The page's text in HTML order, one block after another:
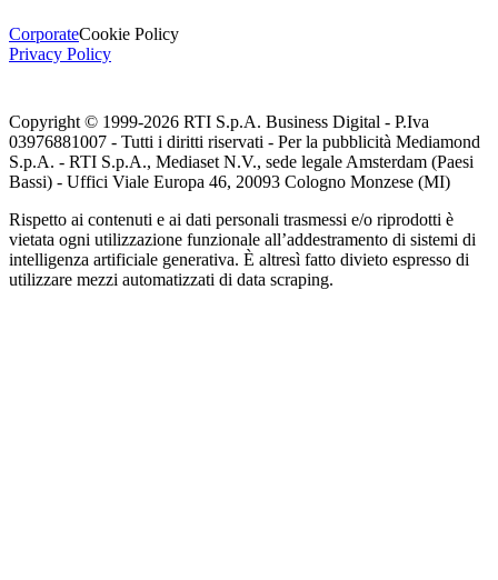
CorporateCookie Policy
Privacy Policy
Copyright © 1999-2026 RTI S.p.A. Business Digital - P.Iva
03976881007 - Tutti i diritti riservati - Per la pubblicità Mediamond
S.p.A. - RTI S.p.A., Mediaset N.V., sede legale Amsterdam (Paesi
Bassi) - Uffici Viale Europa 46, 20093 Cologno Monzese (MI)
Rispetto ai contenuti e ai dati personali trasmessi e/o riprodotti è
vietata ogni utilizzazione funzionale all’addestramento di sistemi di
intelligenza artificiale generativa. È altresì fatto divieto espresso di
utilizzare mezzi automatizzati di data scraping.